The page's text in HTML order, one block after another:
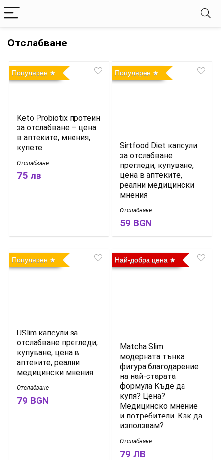
Отслабване
Популярен
Keto Probiotix протеин
за отслабване – цена
в аптеките, мнения,
купете
Отслабване
75 лв
Популярен
Sirtfood Diet капсули
за отслабване
прегледи, купуване,
цена в аптеките,
реални медицински
мнения
Отслабване
59 BGN
Популярен
USlim капсули за
отслабване прегледи,
купуване, цена в
аптеките, реални
медицински мнения
Отслабване
79 BGN
Най-добра цена
Matcha Slim:
модерната тънка
фигура благодарение
на най-старата
формула Къде да
купя? Цена?
Медицинско мнение
и потребители. Как да
използвам?
Отслабване
79 ЛВ